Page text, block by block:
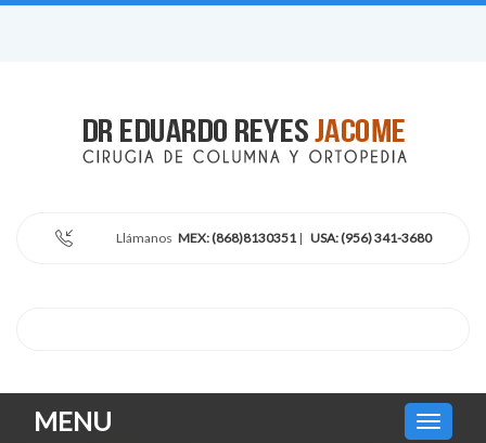
Llámanos MEX: (868)8130351| USA: (956) 341-3680
MENU